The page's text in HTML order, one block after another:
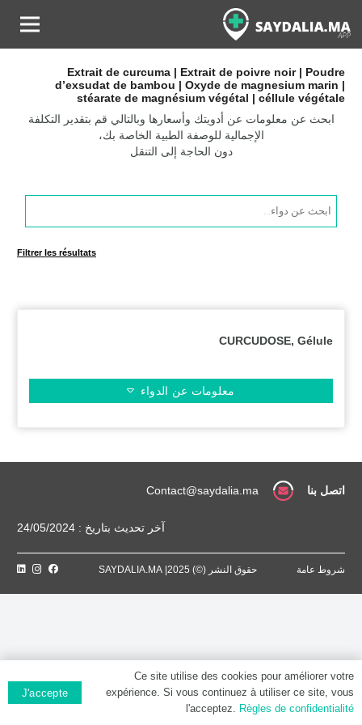
Extrait de curcuma | Extrait de poivre noir | Poudre
d’exsudat de bambou | Oxyde de magnesium marin |
stéarate de magnésium végétal | céllule végétale
ابحث عن معلومات عن أدويتك وأسعارها وبالتالي قم بتقدير التكلفة
الإجمالية للوصفة الطبية الخاصة بك،
دون الحاجة إلى التنقل
Products
search
Filtrer les résultats
CURCUDOSE, Gélule
معلومات عن الدواء
اتصل بنا Contact@saydalia.ma
آخر تحديث بتاريخ : 24/05/2024
شروط عامة حقوق النشر (©) 2025| SAYDALIA.MA
Ce site utilise des cookies pour améliorer votre
expérience. Si vous continuez à utiliser ce site, vous
l'acceptez. Règles de confidentialité
J'accepte